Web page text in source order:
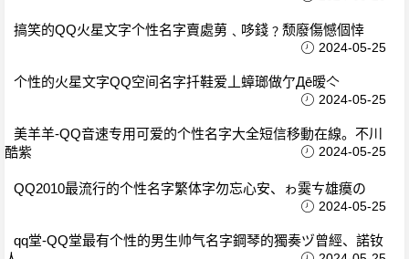
搞笑的QQ火星文字个性名字賣處莮﹑哆錢﹖颓廢傷憾個悻
2024-05-25
个性的火星文字QQ空间名字扦鞋爱丄蟑瑯做亇Дē暧亽
2024-05-25
美羊羊-QQ音速专用可爱的个性名字大全短信移動在線。不川
酷紫
2024-05-25
QQ2010最流行的个性名字繁体字勿忘心安、ゎ霙ㄘ雄瘼の
2024-05-25
qq堂-QQ堂最有个性的男生帅气名字鋼琴的獨奏ヅ曾經、諾钕